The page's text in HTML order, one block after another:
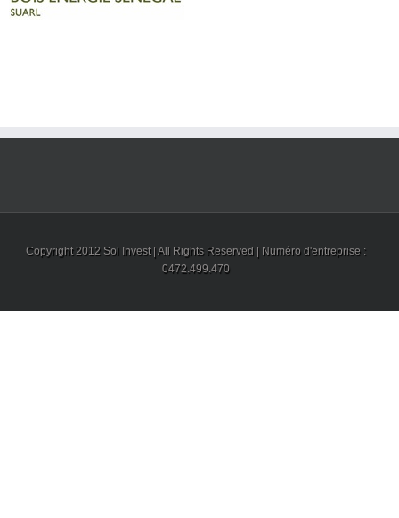
Copyright 2012 Sol Invest | All Rights Reserved | Numéro d'entreprise :
0472.499.470